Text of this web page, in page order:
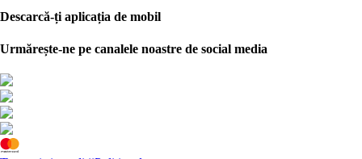
Descarcă-ți aplicația de mobil
Urmărește-ne pe canalele noastre de social media